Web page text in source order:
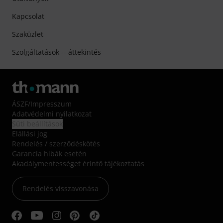
Kapcsolat
Szaküzlet
Szolgáltatások -- áttekintés
ÁSZF/Impresszum
Adatvédelmi nyilatkozat
Elállási jog
Rendelés / szerződéskötés
Garancia hibák esetén
Akadálymentességet érintő tájékoztatás
Rendelés visszavonása